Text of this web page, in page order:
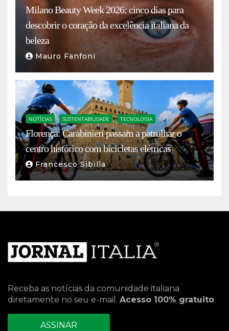
Milano Beauty Week 2026: cinco dias para
descobrir o coração da excelência italiana da
beleza
Mauro Fanfoni
NOTÍCIAS SUSTENTABILIDADE TECNOLOGIA
Florença: Carabinieri passam a patrulhar o
centro histórico com bicicletas elétricas
Francesco Sibilla
Receba as notícias da comunidade italiana
diretamente no seu e-mail. Acesso 100% gratuito.
ASSINAR